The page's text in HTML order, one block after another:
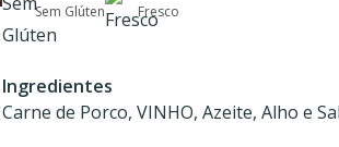
33,15 €
through
66,30 €
Sem Glúten Fresco
Ingredientes
Carne de Porco, VINHO, Azeite, Alho e